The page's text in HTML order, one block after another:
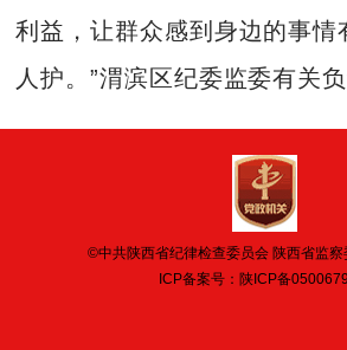
利益，让群众感到身边的事情
人护。”渭滨区纪委监委有关负
©中共陕西省纪律检查委员会 陕西省监
ICP备案号： 陕ICP备